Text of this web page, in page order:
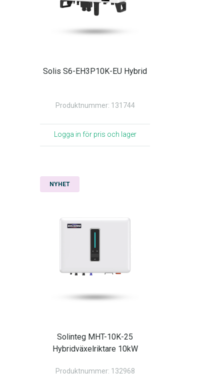
Solis S6-EH3P10K-EU Hybrid
Produktnummer: 131744
Logga in för pris och lager
NYHET
Solinteg MHT-10K-25
Hybridväxelriktare 10kW
Produktnummer: 132968